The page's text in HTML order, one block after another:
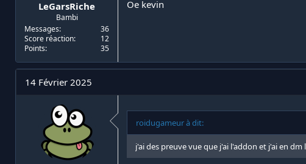
LeGarsRiche
Bambi
Messages
36
Score réaction
12
Points
35
Oe kevin
14 Février 2025
roidugameur à dit:
j'ai des preuve vue que j'ai l'addon et j'ai en